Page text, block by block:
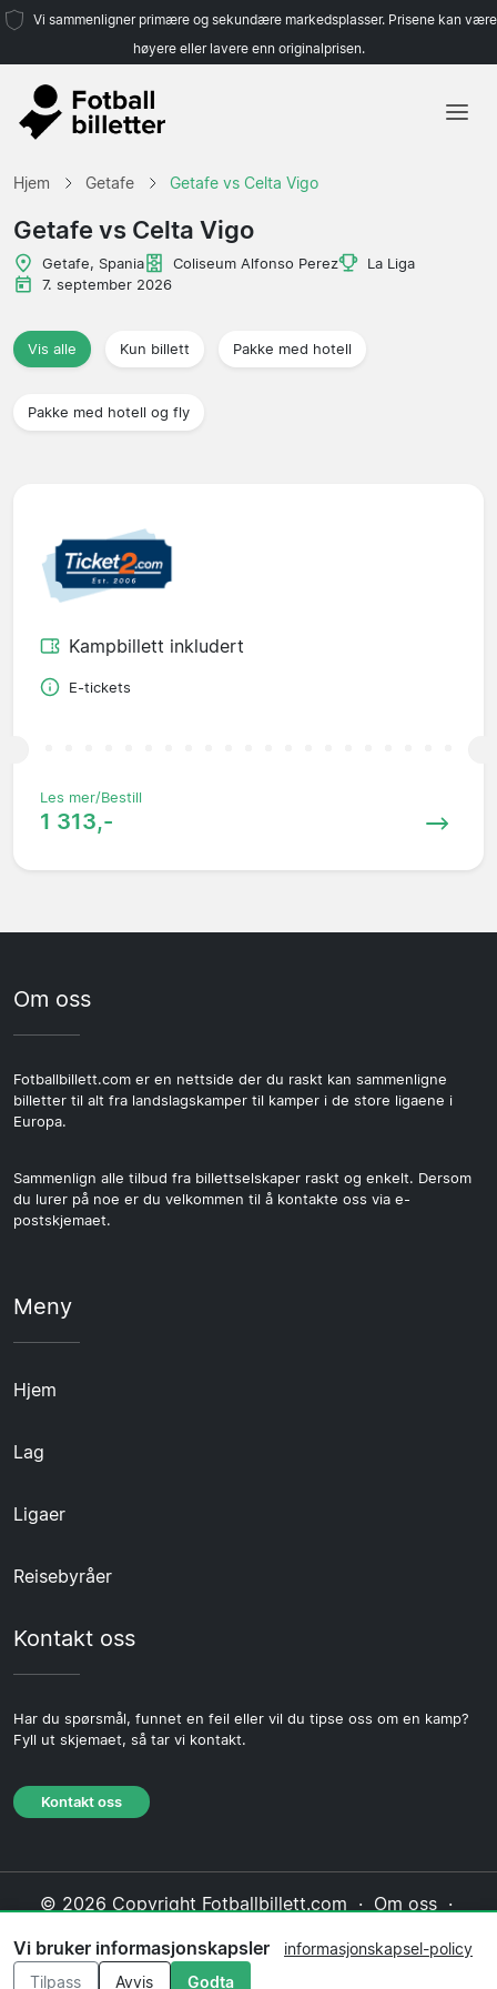
Vi sammenligner primære og sekundære markedsplasser. Prisene kan være
høyere eller lavere enn originalprisen.
Ligaer
Hjem Getafe Getafe vs Celta Vigo
Getafe vs Celta Vigo
Getafe, Spania Coliseum Alfonso Perez
La Liga
7. september 2026
Vis alle Kun billett Pakke med hotell
Pakke med hotell og fly
Kampbillett inkludert
E-tickets
Les mer/Bestill
1 313,-
Om oss
Fotballbillett.com er en nettside der du raskt kan sammenligne
billetter til alt fra landslagskamper til kamper i de store ligaene i
Europa.
Sammenlign alle tilbud fra billettselskaper raskt og enkelt. Dersom
du lurer på noe er du velkommen til å kontakte oss via e-
postskjemaet.
Meny
Hjem
Lag
Ligaer
Reisebyråer
Kontakt oss
Har du spørsmål, funnet en feil eller vil du tipse oss om en kamp?
Fyll ut skjemaet, så tar vi kontakt.
Kontakt oss
© 2026 Copyright Fotballbillett.com · Om oss·
Informasjonskapsel-policy·Redaksjonell policy
Vi bruker informasjonskapsler
informasjonskapsel-policy
Tilpass
Avvis Godta